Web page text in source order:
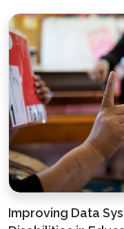
Improving Data